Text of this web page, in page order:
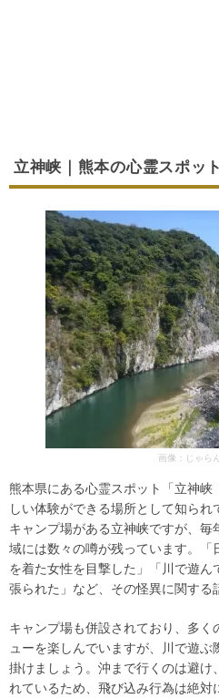
立神峡｜熊本の心霊スポット
画像：じゃら
熊本県にある心霊スポット「立神峡
しい体験ができる場所として知ら
キャンプ場がある立神峡ですが、
域には数々の噂が残っています。「
を着た女性を目撃した」「川で遊ん
張られた」など、その怪異に関する
キャンプ場も併設されており、多
ューを楽しんでいますが、川で遊
掛けましょう。沖まで行くのは避け
れているため、飛び込み行為は絶